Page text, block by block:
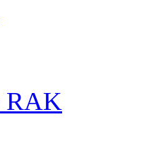
RAK